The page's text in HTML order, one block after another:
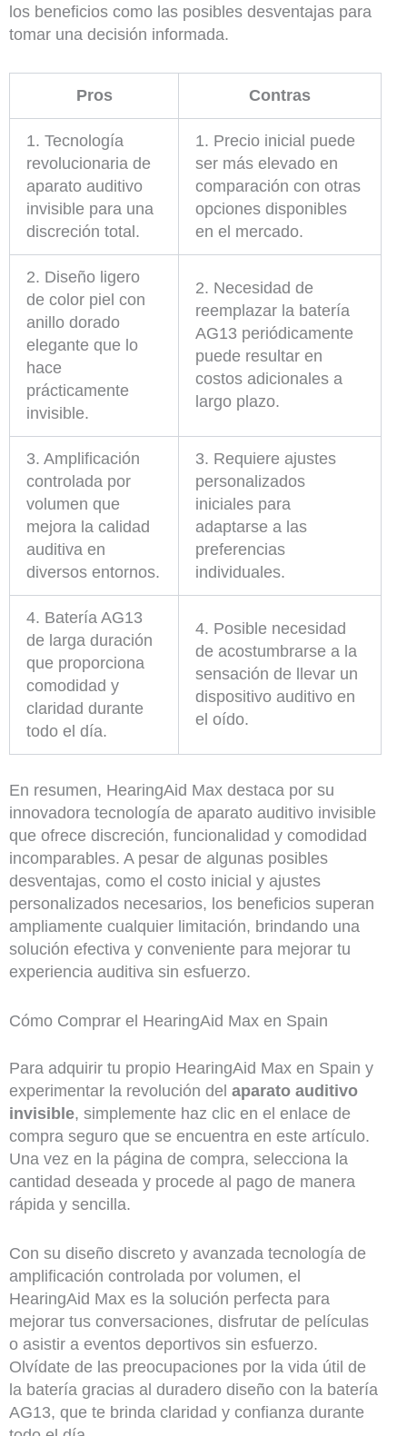
los beneficios como las posibles desventajas para
tomar una decisión informada.
Pros Contras
1. Tecnología
revolucionaria de
aparato auditivo
invisible para una
discreción total.
1. Precio inicial puede
ser más elevado en
comparación con otras
opciones disponibles
en el mercado.
2. Diseño ligero
de color piel con
anillo dorado
elegante que lo
hace
prácticamente
invisible.
2. Necesidad de
reemplazar la batería
AG13 periódicamente
puede resultar en
costos adicionales a
largo plazo.
3. Amplificación
controlada por
volumen que
mejora la calidad
auditiva en
diversos entornos.
3. Requiere ajustes
personalizados
iniciales para
adaptarse a las
preferencias
individuales.
4. Batería AG13
de larga duración
que proporciona
comodidad y
claridad durante
todo el día.
4. Posible necesidad
de acostumbrarse a la
sensación de llevar un
dispositivo auditivo en
el oído.
En resumen, HearingAid Max destaca por su
innovadora tecnología de aparato auditivo invisible
que ofrece discreción, funcionalidad y comodidad
incomparables. A pesar de algunas posibles
desventajas, como el costo inicial y ajustes
personalizados necesarios, los beneficios superan
ampliamente cualquier limitación, brindando una
solución efectiva y conveniente para mejorar tu
experiencia auditiva sin esfuerzo.
Cómo Comprar el HearingAid Max en Spain
Para adquirir tu propio HearingAid Max en Spain y
experimentar la revolución del aparato auditivo
invisible, simplemente haz clic en el enlace de
compra seguro que se encuentra en este artículo.
Una vez en la página de compra, selecciona la
cantidad deseada y procede al pago de manera
rápida y sencilla.
Con su diseño discreto y avanzada tecnología de
amplificación controlada por volumen, el
HearingAid Max es la solución perfecta para
mejorar tus conversaciones, disfrutar de películas
o asistir a eventos deportivos sin esfuerzo.
Olvídate de las preocupaciones por la vida útil de
la batería gracias al duradero diseño con la batería
AG13, que te brinda claridad y confianza durante